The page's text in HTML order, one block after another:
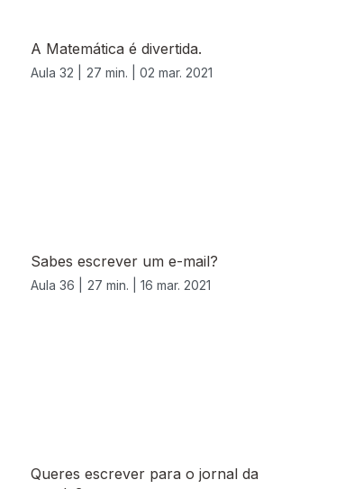
A Matemática é divertida.
Aula 32 | 27 min. | 02 mar. 2021
Sabes escrever um e-mail?
Aula 36 | 27 min. | 16 mar. 2021
Queres escrever para o jornal da